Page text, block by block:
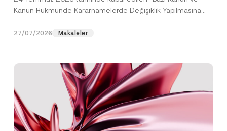
Kanun Hükmünde Kararnamelerde Değişiklik Yapılmasına
27/07/2026 Makaleler